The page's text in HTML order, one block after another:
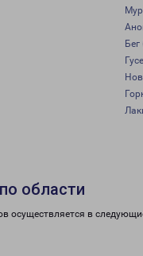
области
осуществляется в